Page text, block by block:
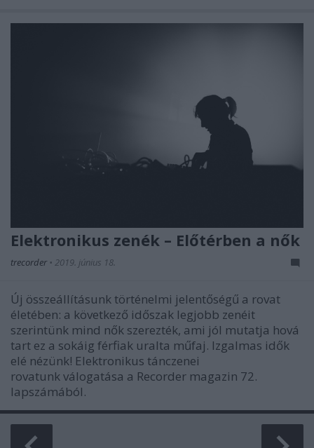
Elektronikus zenék – Előtérben a nők
trecorder • 2019. június 18.
Új összeállításunk történelmi jelentőségű a rovat
életében: a következő időszak legjobb zenéit
szerintünk mind nők szerezték, ami jól mutatja hová
tart ez a sokáig férfiak uralta műfaj. Izgalmas idők
elé nézünk! Elektronikus tánczenei
rovatunk válogatása a Recorder magazin 72.
lapszámából.